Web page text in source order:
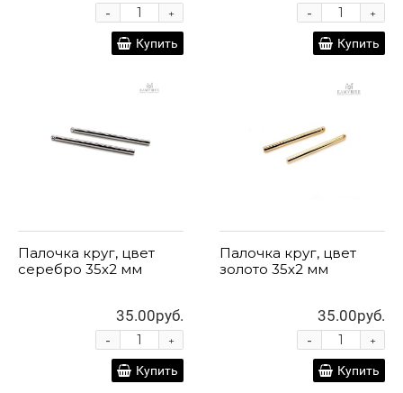
+
-
Купить
+
-
Купить
Палочка круг, цвет
серебро 35х2 мм
35.00руб.
+
-
Купить
Палочка круг, цвет
золото 35х2 мм
35.00руб.
+
-
Купить